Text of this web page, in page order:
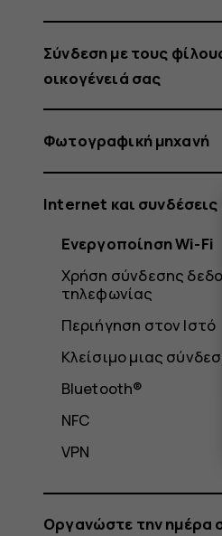
Σύνδεση με τους
οικογένειά σας
Φωτογραφική μηχανή
Internet και συνδέσεις
Ενεργοποίηση Wi-Fi
Χρήση σύνδεσης
τηλεφωνίας
Περιήγηση στον Ιστό
Κλείσιμο μιας
Bluetooth®
NFC
VPN
Οργανώστε την ημέρα